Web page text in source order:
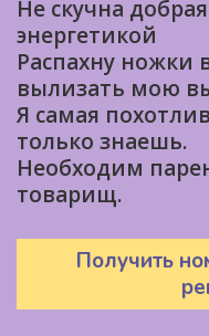
Не скучна
энергетикой
Распахну ножки
вылизать мою
Я самая
только знаешь.
Необходим
товарищ.
Получить